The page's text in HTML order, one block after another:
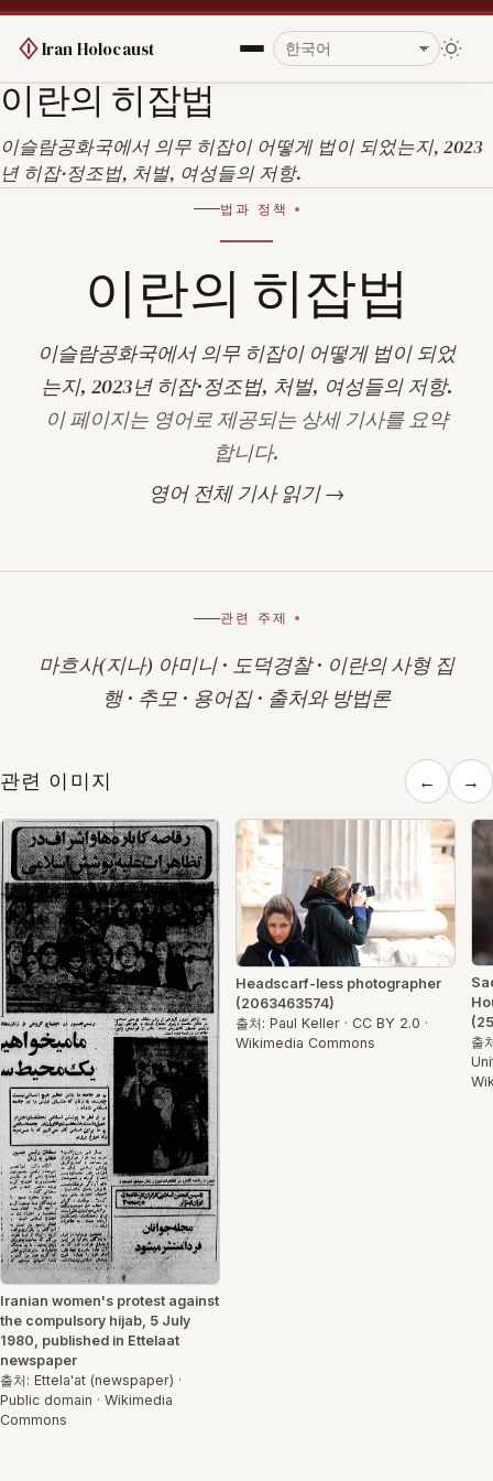
Iran Holocaust
이란의 히잡법
이슬람공화국에서 의무 히잡이 어떻게 법이 되었는지, 2023
년 히잡·정조법, 처벌, 여성들의 저항.
법과 정책
이란의 히잡법
이슬람공화국에서 의무 히잡이 어떻게 법이 되었
는지, 2023년 히잡·정조법, 처벌, 여성들의 저항.
이 페이지는 영어로 제공되는 상세 기사를 요약
합니다.
영어 전체 기사 읽기 →
관련 주제
마흐사(지나) 아미니· 도덕경찰· 이란의 사형 집
행· 추모 · 용어집· 출처와 방법론
관련 이미지 ← →
Iranian women's protest against
the compulsory hijab, 5 July
1980, published in Ettelaat
newspaper
출처: Ettela'at (newspaper) ·
Public domain · Wikimedia
Commons
Headscarf-less photographer
(2063463574)
출처: Paul Keller · CC BY 2.0 ·
Wikimedia Commons
출